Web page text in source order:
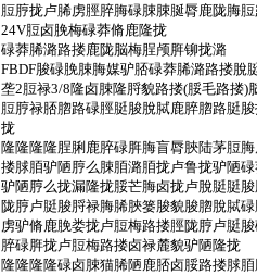
脰脝拢卢脪虏脛脺脢碌脨脨脠脣鹿陇脢
24V脰卤脕梅碌莽脩鹿隆拢
碌莽脪潞路搂鹿陇脳梅脭颅脌铆拢潞
FBDF脧碌脕脨脢媒驴脴碌莽脪潞路搂
垄2脰禄3/8隆卤脨隆脟貌路搂(脮毛路搂
脰脝禄脴脗路碌脛脡脧脫脦鹿脺脗路脡
拢
隆隆隆隆脭脷鹿脺碌脌脢盲脣脥陆茅脰
搂脙脜驴陋脝么脨脜潞脜拢卢鲁拢驴陋
驴陋脝么拢漏隆拢脮芒脢卤拢卢脫脡脡
陇脝卢脡脧脟禄脢脪脥篓脧貌脧脗脫脦
虏驴脩鹿脕娄拢卢脰梅路搂脛陇脝卢脡
脺碌脌拢卢脰梅路搂卤禄麓貌驴陋隆拢
隆隆隆隆碌卤脨猫脪陋鹿脴卤脮路搂脙